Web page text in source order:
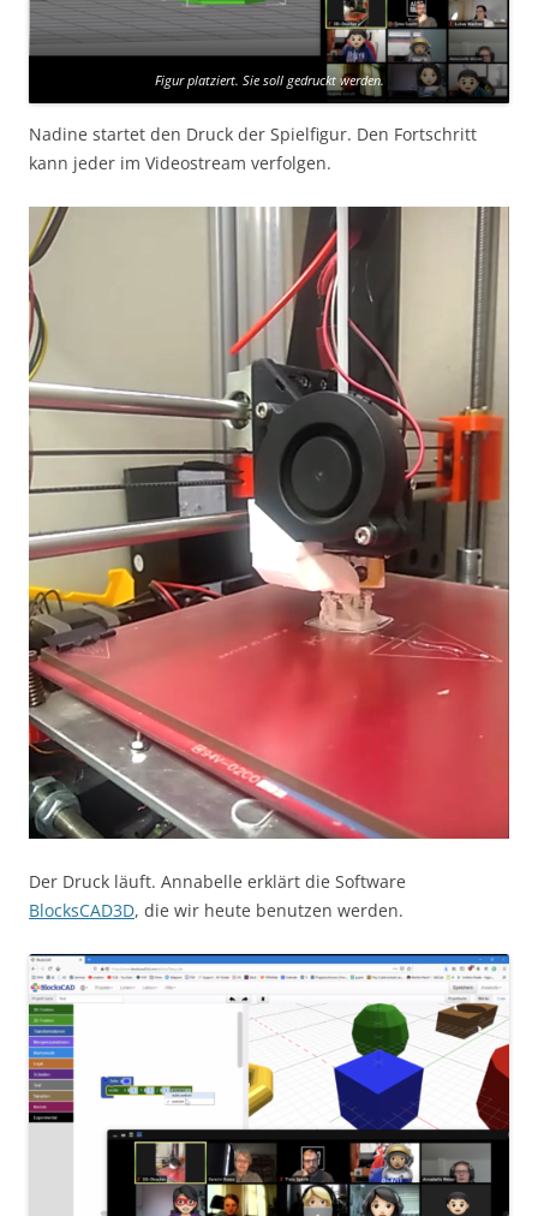
Figur platziert. Sie soll gedruckt werden.
Nadine startet den Druck der Spielfigur. Den Fortschritt
kann jeder im Videostream verfolgen.
Der Druck läuft. Annabelle erklärt die Software
BlocksCAD3D, die wir heute benutzen werden.